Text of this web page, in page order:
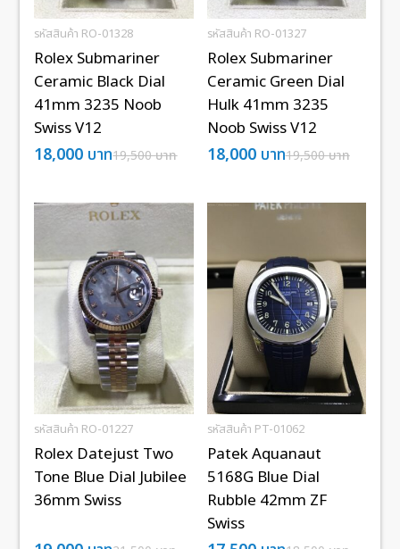
รหัสสินค้า RO-01328
Rolex Submariner
Ceramic Black Dial
41mm 3235 Noob
Swiss V12
19,500บาท
18,000 บาท
รหัสสินค้า RO-01327
Rolex Submariner
Ceramic Green Dial
Hulk 41mm 3235
Noob Swiss V12
19,500บาท
18,000 บาท
รหัสสินค้า RO-01227
Rolex Datejust Two
Tone Blue Dial Jubilee
36mm Swiss
รหัสสินค้า PT-01062
Patek Aquanaut
5168G Blue Dial
Rubble 42mm ZF
Swiss